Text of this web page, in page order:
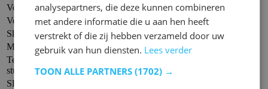
Voor buiten
Nee
Verstelmechanisme Handmatig
Slaapfunctie
Ja
Merk
Rousseau
Te bestellen per [x]
stuks
SKU-Emob
analysepartners, die deze kunnen combineren
met andere informatie die u aan hen heeft
verstrekt of die zij hebben verzameld door uw
gebruik van hun diensten. Lees verder
TOON ALLE PARTNERS (1702) →